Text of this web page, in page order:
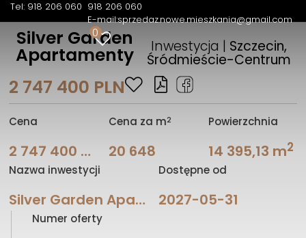
Tel: 918 206 060 918 206 060
E-mail:sprzedaz.nowe.mieszkania@gmail.com
0
Silver Garden
Apartamenty Inwestycja | Szczecin,
Śródmieście-Centrum
2 747 400 PLN
Cena
2 747 400 PLN
Cena za m2
20 648
Powierzchnia
14 395,13 m2
Nazwa inwestycji
Silver Garden Apartamenty
Dostępne od
2027-05-31
Numer oferty